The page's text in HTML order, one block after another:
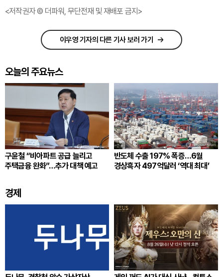
<저작권자 © 더파워, 무단전재 및 재배포 금지>
이우영 기자의 다른 기사 보러 가기
오늘의 주요뉴스
구윤철 “비아파트 공급 늘리고
주택금융 완화”…추가 대책 예고
반도체 수출 197% 폭증…6월
경상흑자 497억달러 ‘역대 최대’
경제